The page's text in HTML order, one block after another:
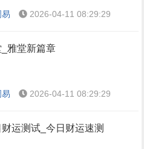
易 2026-04-11 08:29:29
_雅堂新篇章
易 2026-04-11 08:29:29
运测试_今日财运速测